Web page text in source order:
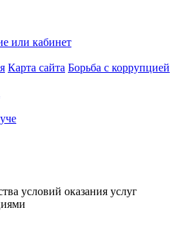
или кабинет
Карта сайта Борьба с коррупцией
условий оказания услуг